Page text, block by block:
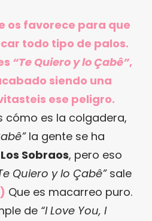
os favorece para que
todo tipo de palos.
“Te Quiero y lo Çabê”,
siendo una
ese peligro.
cómo es la colgadera,
la gente se ha
Los Sobraos, pero eso
Quiero y lo Çabê”sale
Que es macarreo puro.
de “I Love You, I